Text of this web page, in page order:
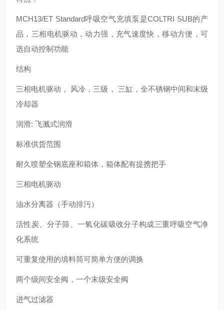
MCH13/ET Standard呼吸空气充填泵是COLTRI SUB的产
品，三相电机驱动，动力强，充气速度快，移动方便，可
选自动控制功能
结构
三相电机驱动， 风冷，三级， 三缸，全不锈钢中间和末级
冷却器
润滑: 飞溅式润滑
标准供货范围
耐久喷塑全钢底座和箱体，箱体配有提携把手
三相电机驱动
油水分离器（手动排污）
活性炭、分子筛、一氧化碳吸收分子构成三重呼吸空气净
化系统
可重复使用的填料筒可简单方便的调换
两个级间安全阀，一个末级安全阀
进气过滤器